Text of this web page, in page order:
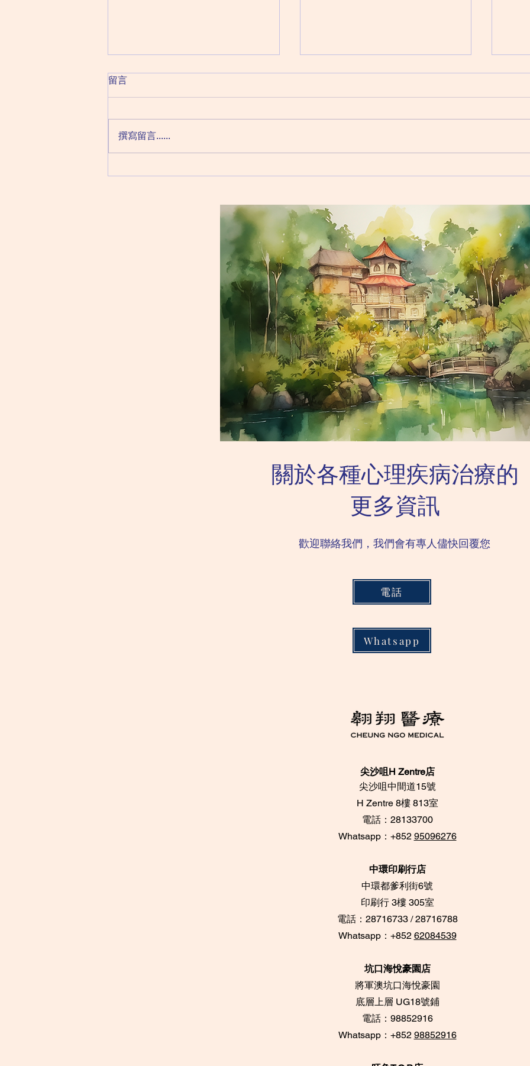
腦磁激rTMS實際上是如何進
從而舒緩抑鬱症狀。 即使這個過
程不是一蹴而就。患者需要連續6
患者在預約好的時間到達診所，並
填妥，有關情緒的問卷，在診所...
不用吃藥那麼好？其實rTMS
了一種治療方式可以選擇。 有些
症。在進行rTMS治療的同時，病
人還可以選擇吃藥或者不吃藥。對
比...
治
素及
因
大
留言
撰寫留言......
關於各種心理疾病治療的
更多資訊
歡迎聯絡我們，我們會有專人儘快回覆您
電話
Whatsapp
尖沙咀H Zentre店
尖沙咀中間道15號
​H Zentre 8樓 813室
電話：28133700
​Whatsapp：+852 95096276
中環印刷行店
中環都爹利街6號
​印刷行 3樓 305室
電話：28716733 / 28716788
Whatsapp：+852 62084539
坑口海悅豪園店
將軍澳坑口海悅豪園
底層上層 UG18號鋪
​電話：98852916
Whatsapp：+852 98852916